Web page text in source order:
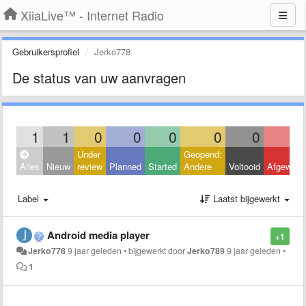
XiiaLive™ - Internet Radio
Gebruikersprofiel Jerko778
De status van uw aanvragen
1 1 0 0 0 0 0
Alles Nieuw
Under
review Planned Started
Geopend:
Andere
Voltooid
Label Laatst bijgewerkt
+1
Android media player
Jerko7789 jaar geleden •bijgewerkt doorJerko7899 jaar geleden •
1